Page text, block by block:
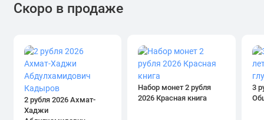
Скоро в продаже
2 рубля 2026 Ахмат-
Хаджи
Набор монет 2 рубля
2026 Красная книга
3